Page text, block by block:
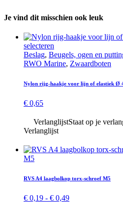
Je vind dit misschien ook leuk
selecteren
product
heeft
variaties.
worden
op
productpagina
Beslag, Beugels, ogen en
RWO Marine, Zwaard­boten
Nylon rijg-haakje voor lijn of elastiek Ø
€ 0,65
VerlanglijstStaat op je
Verlanglijst
M5
RVS A4 laagbolkop torx-schroef M5
€ 0,19 - € 0,49Prijsklasse: